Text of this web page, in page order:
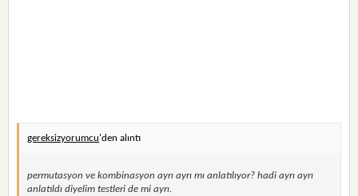
gereksizyorumcu'den alıntı
permutasyon ve kombinasyon ayrı ayrı mı anlatılıyor? hadi ayrı ayrı
anlatıldı diyelim testleri de mi ayrı.